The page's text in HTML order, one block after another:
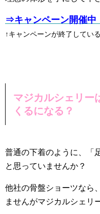
⇒キャンペーン開催中
↑キャンペーンが終了してい
マジカルシェリー
くるになる？
普通の下着のように、「
と思っていませんか？
他社の骨盤ショーツなら
ませんがマジカルシェリ